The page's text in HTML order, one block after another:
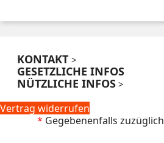
KONTAKT >
GESETZLICHE INFOS
NÜTZLICHE INFOS >
Vertrag widerrufen
* Gegebenenfalls zuzüglich